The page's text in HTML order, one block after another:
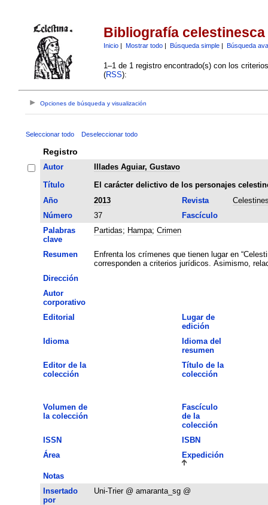
Bibliografía celestinesca
Inicio| Mostrar todo| Búsqueda simple| Búsqueda
1–1 de 1 registro encontrado(s) con los
(RSS):
Opciones de búsqueda y visualización
Seleccionar todo Deseleccionar todo
Registro
Autor
Illades Aguiar, Gustavo
Título
El carácter delictivo de los personajes
Año
2013 Revista
Número
37
Fascículo
Palabras
clave
Partidas; Hampa; Crimen
Resumen
Enfrenta los crímenes que tienen lugar en
corresponden a criterios jurídicos. Asimismo,
Dirección
Autor
corporativo
Editorial
Lugar de
edición
Idioma
Idioma del
resumen
Editor de la
colección
Título de la
colección
Volumen de
la colección
Fascículo
de la
colección
ISSN
ISBN
Área
Expedición
Notas
Insertado
por
Uni-Trier @ amaranta_sg @